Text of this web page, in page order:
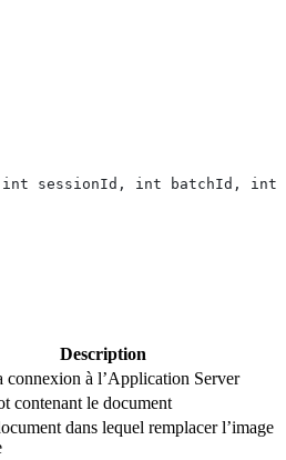
int sessionId, int batchId,
Description
connexion à l’Application Server
contenant le document
dans lequel remplacer l’image